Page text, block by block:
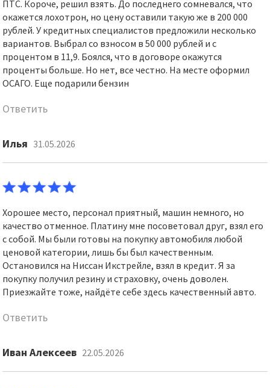
ПТС. Короче, решил взять. До последнего сомневался, что
окажется лохотрон, но цену оставили такую же в 200 000
рублей. У кредитных специалистов предложили несколько
вариантов. Выбрал со взносом в 50 000 рублей и с
процентом в 11,9. Боялся, что в договоре окажутся
проценты больше. Но нет, все честно. На месте оформил
ОСАГО. Еще подарили бензин
Ответить
Илья 31.05.2026
Хорошее место, персонал приятный, машин немного, но
качество отменное. Платину мне посоветовал друг, взял его
с собой. Мы были готовы на покупку автомобиля любой
ценовой категории, лишь бы был качественным.
Остановился на Ниссан Икстрейле, взял в кредит. Я за
покупку получил резину и страховку, очень доволен.
Приезжайте тоже, найдёте себе здесь качественный авто.
Ответить
Иван Алексеев 22.05.2026